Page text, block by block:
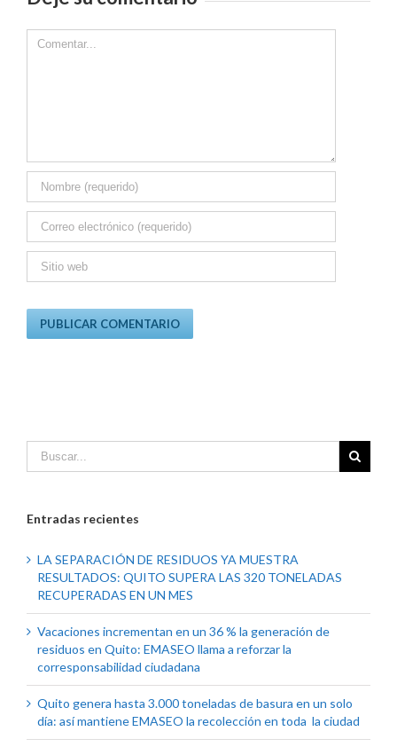
Comment
Entradas recientes
LA SEPARACIÓN DE RESIDUOS YA MUESTRA
RESULTADOS: QUITO SUPERA LAS 320 TONELADAS
RECUPERADAS EN UN MES
Vacaciones incrementan en un 36 % la generación de
residuos en Quito: EMASEO llama a reforzar la
corresponsabilidad ciudadana
Quito genera hasta 3.000 toneladas de basura en un solo
día: así mantiene EMASEO la recolección en toda la ciudad